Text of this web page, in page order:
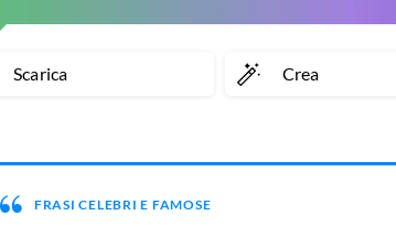
Scarica Crea
FRASI CELEBRI E FAMOSE